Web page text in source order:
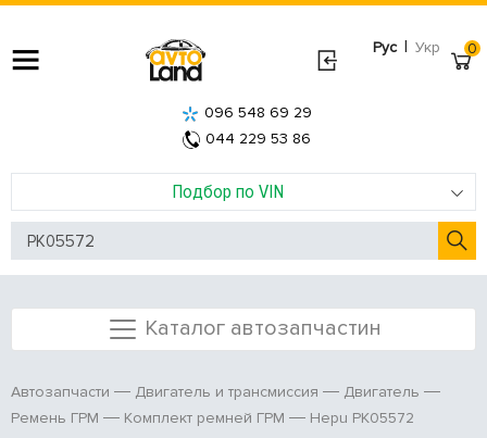
Рус | Укр
Подбор по VIN
096 548 69 29
044 229 53 86
0
Каталог автозапчастин
Автозапчасти Двигатель и трансмиссия
Двигатель
Ремень ГРМ
Комплект ремней ГРМ Hepu PK05572